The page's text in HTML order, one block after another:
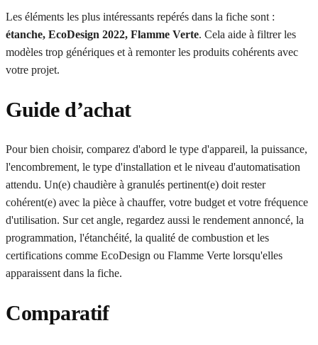
Les éléments les plus intéressants repérés dans la fiche sont :
étanche, EcoDesign 2022, Flamme Verte. Cela aide à filtrer les
modèles trop génériques et à remonter les produits cohérents avec
votre projet.
Guide d’achat
Pour bien choisir, comparez d'abord le type d'appareil, la puissance,
l'encombrement, le type d'installation et le niveau d'automatisation
attendu. Un(e) chaudière à granulés pertinent(e) doit rester
cohérent(e) avec la pièce à chauffer, votre budget et votre fréquence
d'utilisation. Sur cet angle, regardez aussi le rendement annoncé, la
programmation, l'étanchéité, la qualité de combustion et les
certifications comme EcoDesign ou Flamme Verte lorsqu'elles
apparaissent dans la fiche.
Comparatif